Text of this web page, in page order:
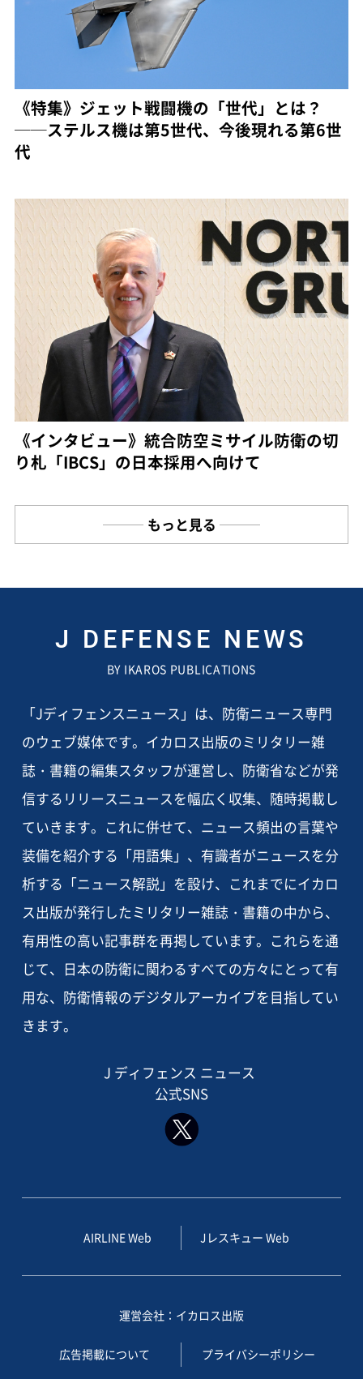
《特集》ジェット戦闘機の「世代」とは？
──ステルス機は第5世代、今後現れる第6世
代
《インタビュー》統合防空ミサイル防衛の切
り札「IBCS」の日本採用へ向けて
もっと見る
J DEFENSE NEWS
BY IKAROS PUBLICATIONS
「Jディフェンスニュース」は、防衛ニュース専門
のウェブ媒体です。イカロス出版のミリタリー雑
誌・書籍の編集スタッフが運営し、防衛省などが発
信するリリースニュースを幅広く収集、随時掲載し
ていきます。これに併せて、ニュース頻出の言葉や
装備を紹介する「用語集」、有識者がニュースを分
析する「ニュース解説」を設け、これまでにイカロ
ス出版が発行したミリタリー雑誌・書籍の中から、
有用性の高い記事群を再掲しています。これらを通
じて、日本の防衛に関わるすべての方々にとって有
用な、防衛情報のデジタルアーカイブを目指してい
きます。
J ディフェンス ニュース
公式SNS
AIRLINE Web Jレスキュー Web
運営会社：イカロス出版
広告掲載について プライバシーポリシー